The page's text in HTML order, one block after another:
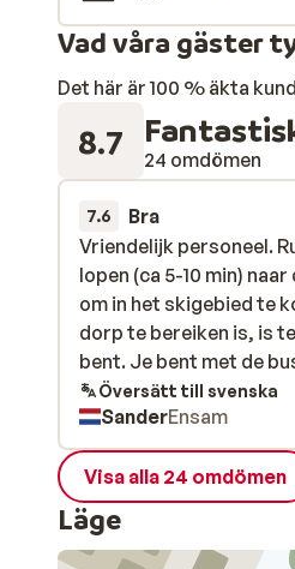
Vad våra gäster
Det här är 100 % äkta
8.7 24 omdömen
7.6 Bra
Vriendelijk personeel.
lopen (ca 5-10 min)
om in het skigebied te
dorp te bereiken is, is
bent. Je bent met de
onderweg.
Vriendelijk personeel.
lopen (ca 5-10 min)
om in het skigebied te
dorp te bereiken is, is
bent. Je bent met de
Översätt till svenska
SanderEnsam
Visa alla 24 omdömen
Läge